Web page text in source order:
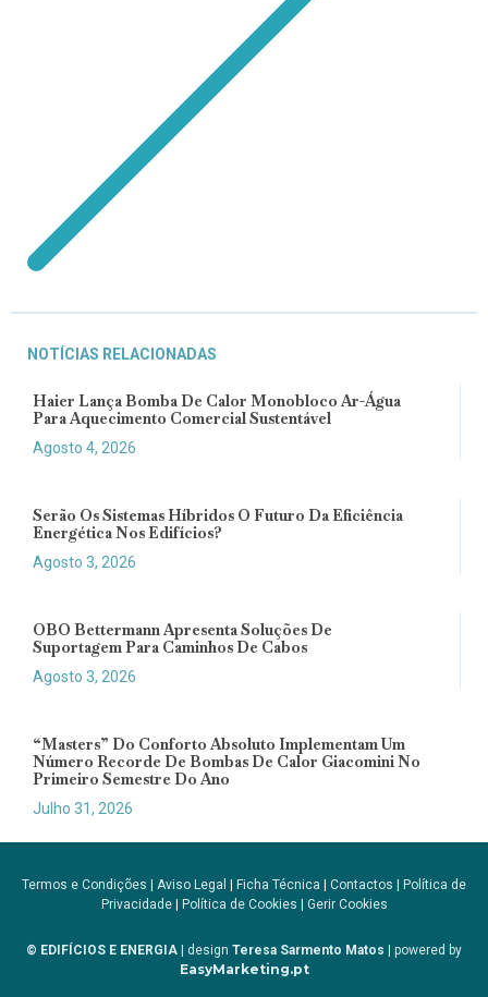
NOTÍCIAS RELACIONADAS
Haier Lança Bomba De Calor Monobloco Ar-Água
Para Aquecimento Comercial Sustentável
Agosto 4, 2026
Serão Os Sistemas Híbridos O Futuro Da Eficiência
Energética Nos Edifícios?
Agosto 3, 2026
OBO Bettermann Apresenta Soluções De
Suportagem Para Caminhos De Cabos
Agosto 3, 2026
“Masters” Do Conforto Absoluto Implementam Um
Número Recorde De Bombas De Calor Giacomini No
Primeiro Semestre Do Ano
Julho 31, 2026
Termos e Condições | Aviso Legal | Ficha Técnica | Contactos | Política de
Privacidade| Política de Cookies | Gerir Cookies
© EDIFÍCIOS E ENERGIA | design Teresa Sarmento Matos | powered by
EasyMarketing.pt